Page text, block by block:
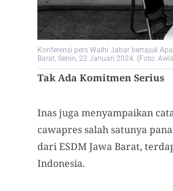
Konferensi pers Walhi Jabar bertajuk
Barat, Senin, 22 Januari 2024. (Foto:
Tak Ada Komitmen Serius
Inas juga menyampaikan
cawapres salah satunya
dari ESDM Jawa Barat,
Indonesia.